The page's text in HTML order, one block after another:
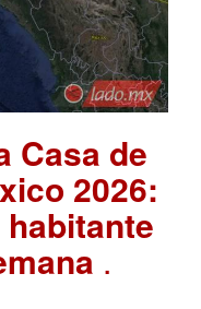
Casa de
2026:
.